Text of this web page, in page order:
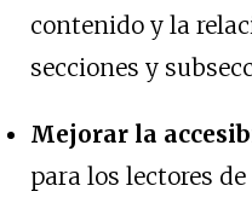
contenido y la
secciones y
Mejorar la
para los lectores